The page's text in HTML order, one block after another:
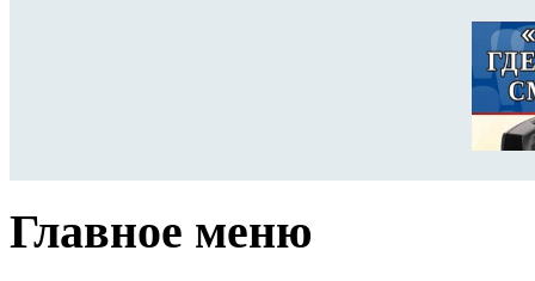
Главное меню